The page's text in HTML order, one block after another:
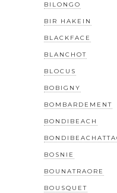
BILONGO
BIR HAKEIN
BLACKFACE
BLANCHOT
BLOCUS
BOBIGNY
BOMBARDEMENT
BONDIBEACH
BOSNIE
BOUNATRAORE
BOUSQUET